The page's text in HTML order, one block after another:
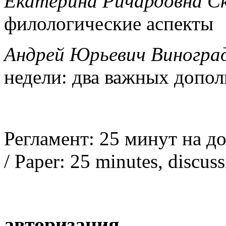
филологические аспекты
Андрей Юрьевич
недели: два важных
Регламент: 25 минут на
/ Paper: 25 minutes,